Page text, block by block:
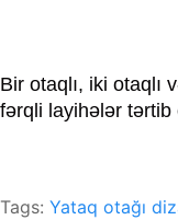
Bir otaqlı, iki otaqlı
fərqli layihələr tərtib
Tags: Yataq otağı